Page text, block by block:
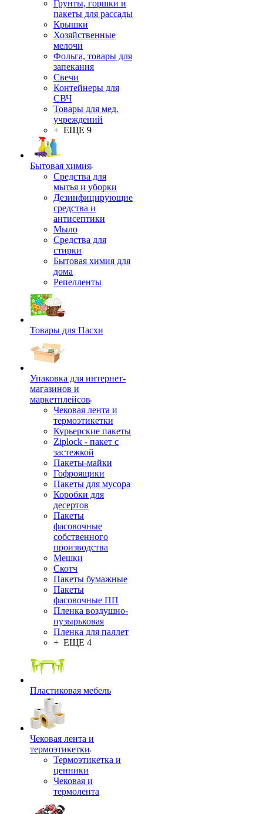
Грунты, горшки и
пакеты для рассады
Крышки
Хозяйственные
мелочи
Фольга, товары для
запекания
Свечи
Контейнеры для
СВЧ
Товары для мед.
учреждений
+ ЕЩЕ 9
Бытовая химия
Средства для
мытья и уборки
Дезинфицирующие
средства и
антисептики
Мыло
Средства для
стирки
Бытовая химия для
дома
Репелленты
Товары для Пасхи
Упаковка для интернет-
магазинов и
маркетплейсов
Чековая лента и
термоэтикетки
Курьерские пакеты
Ziplock - пакет с
застежкой
Пакеты-майки
Гофроящики
Пакеты для мусора
Коробки для
десертов
Пакеты
фасовочные
собственного
производства
Мешки
Скотч
Пакеты бумажные
Пакеты
фасовочные ПП
Пленка воздушно-
пузырьковая
Пленка для паллет
+ ЕЩЕ 4
Пластиковая мебель
Чековая лента и
термоэтикетки
Термоэтикетка и
ценники
Чековая и
термолента